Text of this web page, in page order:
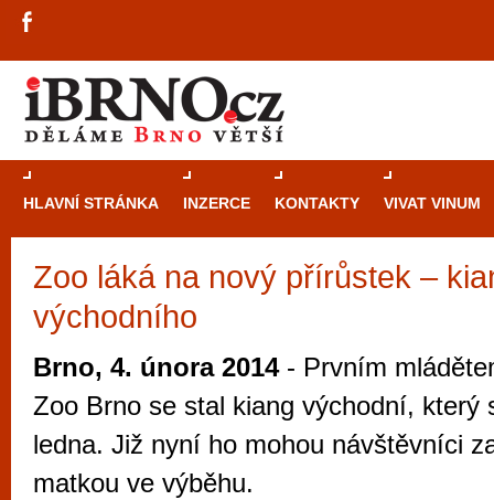
HLAVNÍ STRÁNKA INZERCE KONTAKTY VIVAT VINUM
Zoo láká na nový přírůstek –
východního
Brno, 4. února 2014- Prvním
Zoo Brno se stal kiang východní, který
ledna. Již nyní ho mohou návštěvníci
matkou ve výběhu.
Průvodce
Brno je
zajímavé
restaurace,
Mimo jiné je ale také místem, kde si